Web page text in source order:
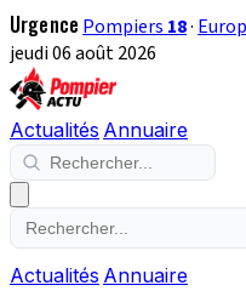
Urgence Pompiers 18·
jeudi 06 août 2026
Actualités Annuaire
Actualités Annuaire